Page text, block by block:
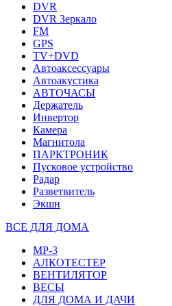
DVR
DVR Зеркало
FM
GPS
TV+DVD
Автоаксессуары
Автоакустика
АВТОЧАСЫ
Держатель
Инвертор
Камера
Магнитола
ПАРКТРОНИК
Пусковое устройство
Радар
Разветвитель
Экшн
ВСЕ ДЛЯ ДОМА
MP-3
АЛКОТЕСТЕР
ВЕНТИЛЯТОР
ВЕСЫ
ДЛЯ ДОМА И ДАЧИ